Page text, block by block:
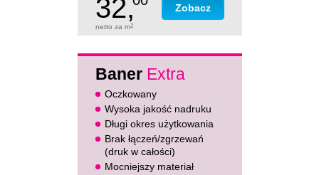
Zobacz
32,
netto za m2
Baner Extra
Oczkowany
Wysoka jakość nadruku
Długi okres użytkowania
Brak łączeń/zgrzewań
(druk w całości)
Mocniejszy materiał